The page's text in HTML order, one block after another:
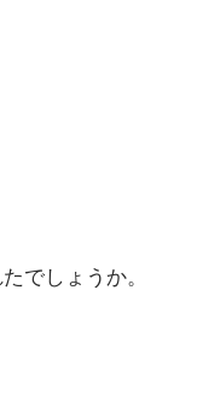
でしょうか。